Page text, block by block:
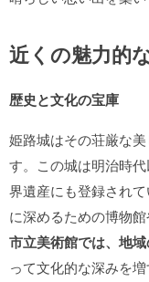
近くの魅力的
歴史と文化の宝庫
姫路城はその荘厳な
す。この城は明治時
界遺産にも登録され
に深めるための博物
市立美術館では、地
って文化的な深みを